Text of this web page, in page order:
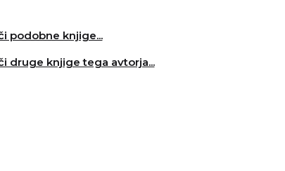
podobne knjige...
druge knjige tega avtorja...